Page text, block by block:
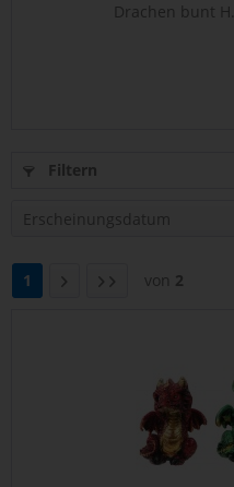
Drachen bunt
Filtern
1 von 2